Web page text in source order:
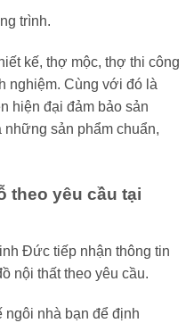
trình.
kế, thợ mộc, thợ thi công
nghiệm. Cùng với đó là
hiện đại đảm bảo sản
sản phẩm chuẩn,
theo yêu cầu tại
Đức tiếp nhận thông tin
nội thất theo yêu cầu.
ngôi nhà bạn để định